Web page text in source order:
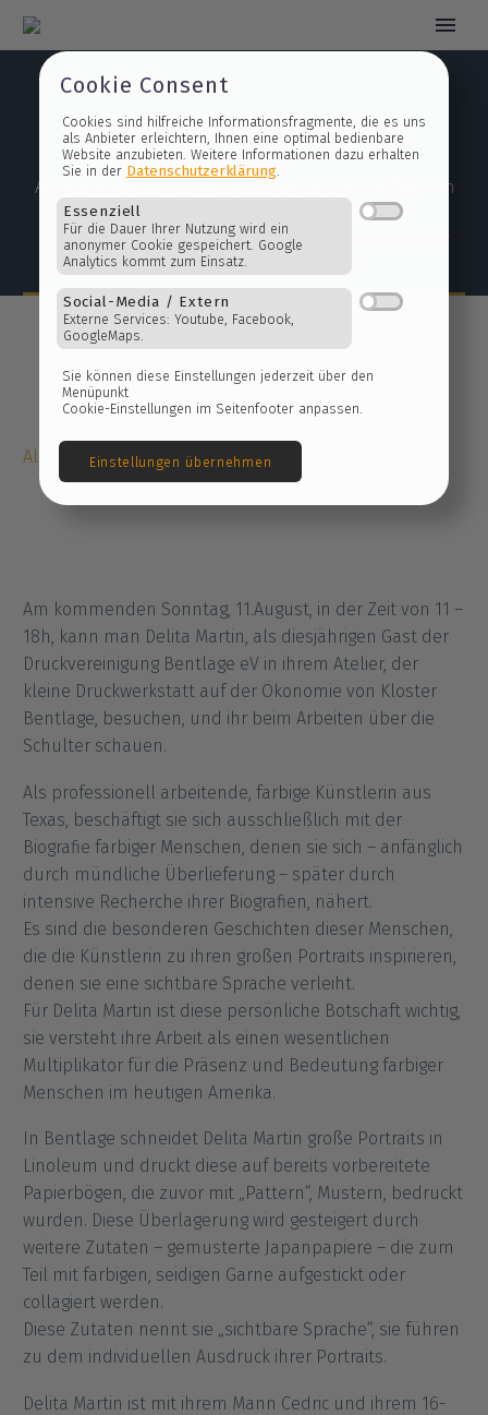
Cookie Consent
Cookies sind hilfreiche Informationsfragmente, die es
als Anbieter erleichtern, Ihnen eine optimal bedienbare
Website anzubieten. Weitere Informationen dazu
Sie in derDatenschutzerklärung.
Essenziell
Für die Dauer Ihrer Nutzung wird ein
anonymer Cookie gespeichert. Google
Analytics kommt zum Einsatz.
Externe Services: Youtube, Facebook,
GoogleMaps.
Sie können diese Einstellungen jederzeit über den
Menüpunkt
Cookie-Einstellungen im Seitenfooter anpassen.
Delita Martin zu Gast in Bentlage
Am kommenden Sonntag, 11.August, in der Zeit von
11 - 18h, kann man Delita Martin ...
Home
Delita Martin, Texas, vom 1. – 14.8. Gastkünstlerin der
Druckvereinigung in Bentlage
Allgemein
Am kommenden Sonntag, 11.August, in der Zeit von 11 –
18h, kann man Delita Martin, als diesjährigen Gast der
Druckvereinigung Bentlage eV in ihrem Atelier, der
kleine Druckwerkstatt auf der Ökonomie von Kloster
Bentlage, besuchen, und ihr beim Arbeiten über die
Schulter schauen.
Als professionell arbeitende, farbige Künstlerin aus
Texas, beschäftigt sie sich ausschließlich mit der
Biografie farbiger Menschen, denen sie sich – anfänglich
durch mündliche Überlieferung – später durch
intensive Recherche ihrer Biografien, nähert.
Es sind die besonderen Geschichten dieser Menschen,
die die Künstlerin zu ihren großen Portraits inspirieren,
denen sie eine sichtbare Sprache verleiht.
Für Delita Martin ist diese persönliche Botschaft wichtig,
sie versteht ihre Arbeit als einen wesentlichen
Multiplikator für die Präsenz und Bedeutung farbiger
Menschen im heutigen Amerika.
In Bentlage schneidet Delita Martin große Portraits in
Linoleum und druckt diese auf bereits vorbereitete
Papierbögen, die zuvor mit „Pattern“, Mustern, bedruckt
wurden. Diese Überlagerung wird gesteigert durch
weitere Zutaten – gemusterte Japanpapiere – die zum
Teil mit farbigen, seidigen Garne aufgestickt oder
collagiert werden.
Diese Zutaten nennt sie „sichtbare Sprache“, sie führen
zu dem individuellen Ausdruck ihrer Portraits.
Delita Martin ist mit ihrem Mann Cedric und ihrem 16-